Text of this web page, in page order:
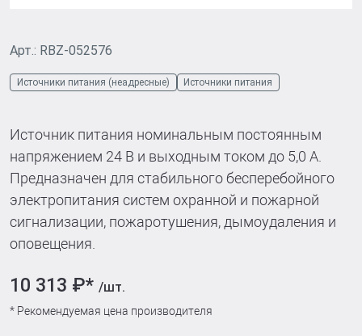
Арт.: RBZ-052576
Источники питания (неадресные) Источники питания
Источник питания номинальным постоянным
напряжением 24 В и выходным током до 5,0 А.
Предназначен для стабильного бесперебойного
электропитания систем охранной и пожарной
сигнализации, пожаротушения, дымоудаления и
оповещения.
10 313 ₽* /шт.
* Рекомендуемая цена производителя